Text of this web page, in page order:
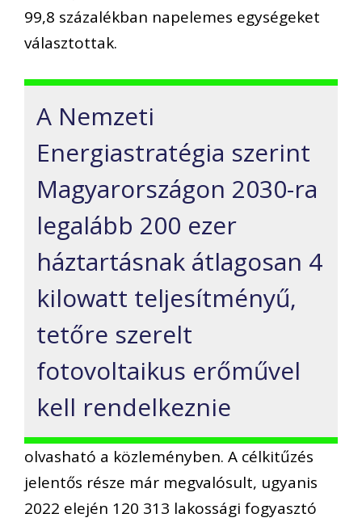
99,8 százalékban napelemes egységeket
választottak.
A Nemzeti
Energiastratégia szerint
Magyarországon 2030-ra
legalább 200 ezer
háztartásnak átlagosan 4
kilowatt teljesítményű,
tetőre szerelt
fotovoltaikus erőművel
kell rendelkeznie
olvasható a közleményben. A célkitűzés
jelentős része már megvalósult, ugyanis
2022 elején 120 313 lakossági fogyasztó